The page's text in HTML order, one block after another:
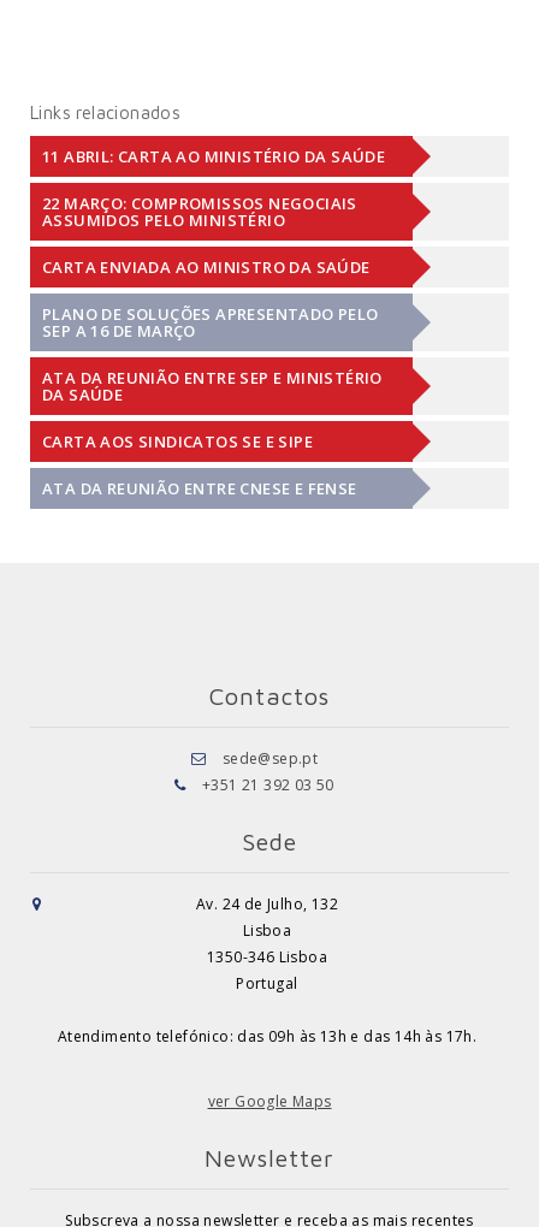
Links relacionados
11 ABRIL: CARTA AO MINISTÉRIO DA SAÚDE
22 MARÇO: COMPROMISSOS NEGOCIAIS
ASSUMIDOS PELO MINISTÉRIO
CARTA ENVIADA AO MINISTRO DA SAÚDE
PLANO DE SOLUÇÕES APRESENTADO PELO
SEP A 16 DE MARÇO
ATA DA REUNIÃO ENTRE SEP E MINISTÉRIO
DA SAÚDE
CARTA AOS SINDICATOS SE E SIPE
ATA DA REUNIÃO ENTRE CNESE E FENSE
Contactos
sede@sep.pt
+351 21 392 03 50
Sede
Av. 24 de Julho, 132
Lisboa
1350-346 Lisboa
Portugal
Atendimento telefónico: das 09h às 13h e das 14h às 17h.
ver Google Maps
Newsletter
Subscreva a nossa newsletter e receba as mais recentes